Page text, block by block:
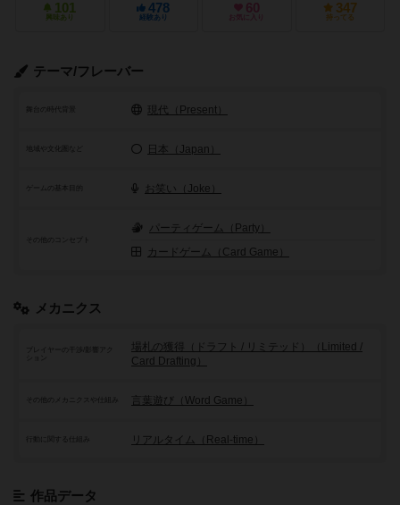
101
興味あり
478
経験あり
60
お気に入り
347
持ってる
テーマ/フレーバー
舞台の時代背景 現代（Present）
地域や文化圏など 日本（Japan）
ゲームの基本目的 お笑い（Joke）
その他のコンセプト
パーティゲーム（Party）
カードゲーム（Card Game）
メカニクス
プレイヤーの干渉/影響アク
場札の獲得（ドラフト / リミテッド）（Limited /
Card Drafting）
その他のメカニクスや仕組み 言葉遊び（Word Game）
行動に関する仕組み リアルタイム（Real-time）
作品データ